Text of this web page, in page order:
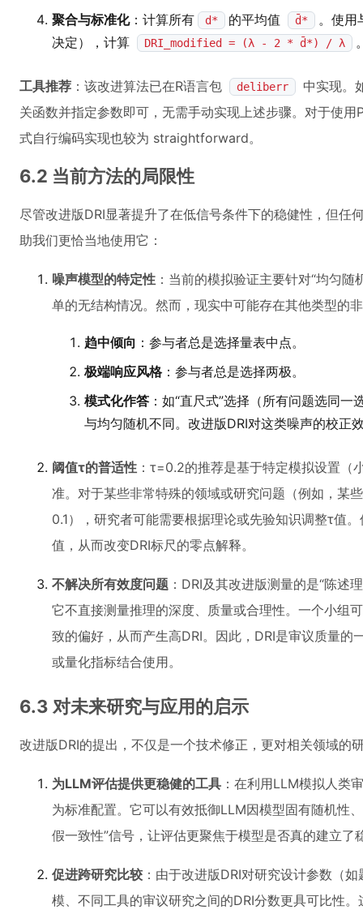
聚合与标准化：计算所有 d* 的平均值 d̄*
。使用
决定），计算
DRI_modified = (λ - 2 * d̄*) / λ
工具推荐 ：该改进算法已在R语言包 deliberr
中实现。
关函数并指定参数即可，无需手动实现上述步骤。对于使
式自行编码实现也较为 straightforward。
6.2 当前方法的局限性
尽管改进版DRI显著提升了在低信号条件下的稳健性，但任
助我们更恰当地使用它：
噪声模型的特定性 ：当前的模拟验证主要针对“均匀
单的无结构情况。然而，现实中可能存在其他类型的
趋中倾向 ：参与者总是选择量表中点。
极端响应风格：参与者总是选择两极。
模式化作答 ：如“直尺式”选择（所有问题选同
与均匀随机不同。改进版DRI对这类噪声的校正
阈值τ的普适性 ：τ=0.2的推荐是基于特定模拟设置
准。对于某些非常特殊的领域或研究问题（例如，某
0.1），研究者可能需要根据理论或先验知识调整τ值
值，从而改变DRI标尺的零点解释。
不解决所有效度问题 ：DRI及其改进版测量的是“陈述
它不直接测量推理的深度、质量或合理性。一个小组
致的偏好，从而产生高DRI。因此，DRI是审议质量的
或量化指标结合使用。
6.3 对未来研究与应用的启示
改进版DRI的提出，不仅是一个技术修正，更对相关领域的
为LLM评估提供更稳健的工具 ：在利用LLM模拟人类
为标准配置。它可以有效抵御LLM因模型固有随机性
假一致性”信号，让评估更聚焦于模型是否真的建立了
促进跨研究比较 ：由于改进版DRI对研究设计参数（
模、不同工具的审议研究之间的DRI分数更具可比性